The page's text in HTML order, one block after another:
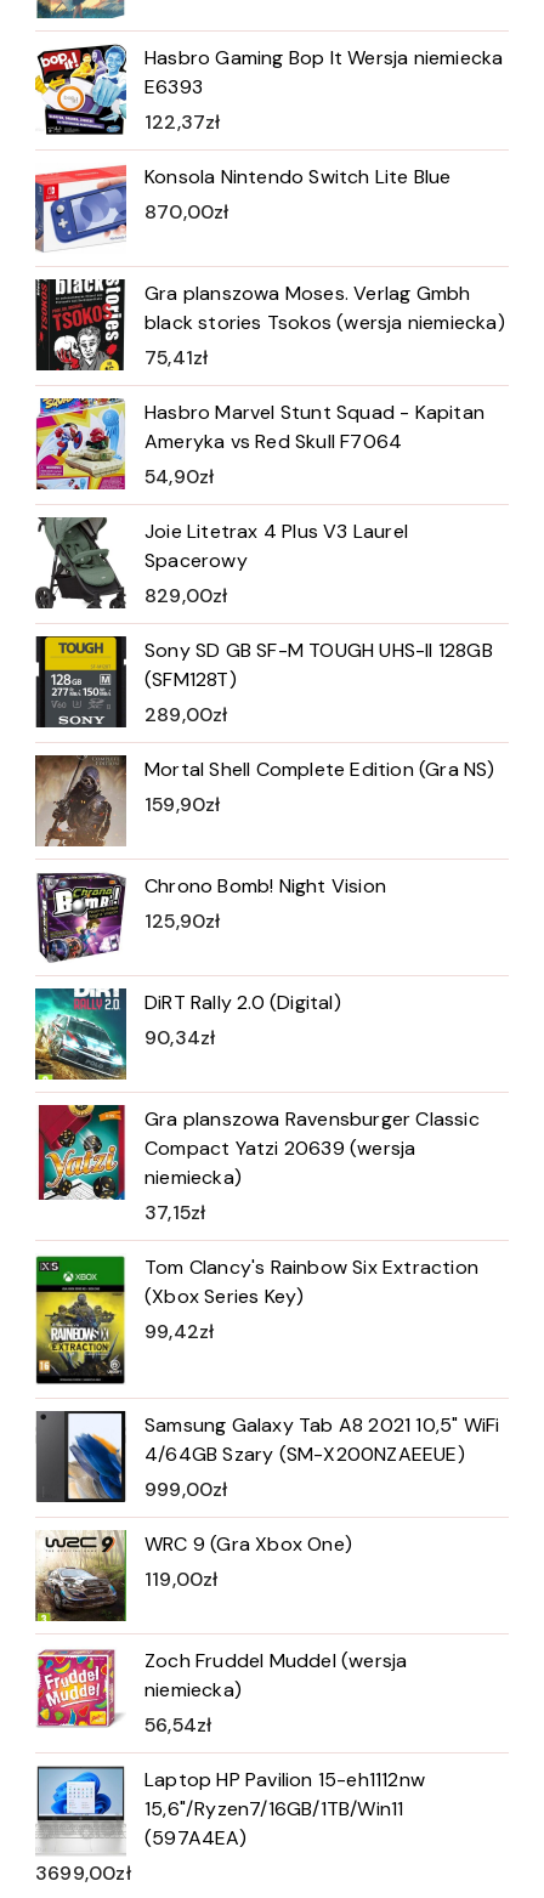
Hasbro Gaming Bop It Wersja niemiecka
E6393
122,37zł
Konsola Nintendo Switch Lite Blue
870,00zł
Gra planszowa Moses. Verlag Gmbh
black stories Tsokos (wersja niemiecka)
75,41zł
Hasbro Marvel Stunt Squad - Kapitan
Ameryka vs Red Skull F7064
54,90zł
Joie Litetrax 4 Plus V3 Laurel
Spacerowy
829,00zł
Sony SD GB SF-M TOUGH UHS-II 128GB
(SFM128T)
289,00zł
Mortal Shell Complete Edition (Gra NS)
159,90zł
Chrono Bomb! Night Vision
125,90zł
DiRT Rally 2.0 (Digital)
90,34zł
Gra planszowa Ravensburger Classic
Compact Yatzi 20639 (wersja
niemiecka)
37,15zł
Tom Clancy's Rainbow Six Extraction
(Xbox Series Key)
99,42zł
Samsung Galaxy Tab A8 2021 10,5" WiFi
4/64GB Szary (SM-X200NZAEEUE)
999,00zł
WRC 9 (Gra Xbox One)
119,00zł
Zoch Fruddel Muddel (wersja
niemiecka)
56,54zł
Laptop HP Pavilion 15-eh1112nw
15,6"/Ryzen7/16GB/1TB/Win11
(597A4EA)
3699,00zł